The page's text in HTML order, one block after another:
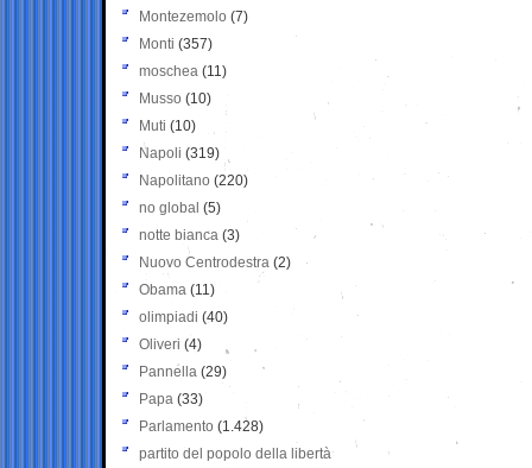
Montezemolo (7)
Monti (357)
moschea (11)
Musso (10)
Muti (10)
Napoli (319)
Napolitano (220)
no global (5)
notte bianca (3)
Nuovo Centrodestra (2)
Obama (11)
olimpiadi (40)
Oliveri (4)
Pannella (29)
Papa (33)
Parlamento (1.428)
partito del popolo della libertà